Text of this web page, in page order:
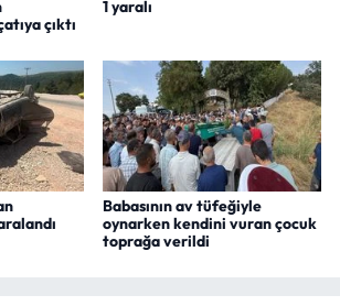
çıktı
1 yaralı
Babasının av tüfeğiyle
oynarken kendini vuran çocuk
toprağa verildi